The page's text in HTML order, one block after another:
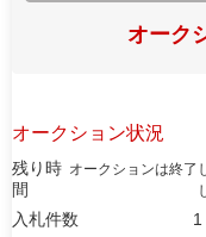
オーク
オークション状況
残り時
間
オークションは終了
入札件数 1